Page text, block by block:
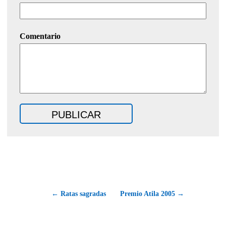
Comentario
← Ratas sagradas Premio Atila 2005 →